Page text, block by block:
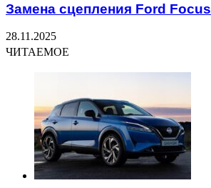
Замена сцепления Ford Focus
28.11.2025
ЧИТАЕМОЕ